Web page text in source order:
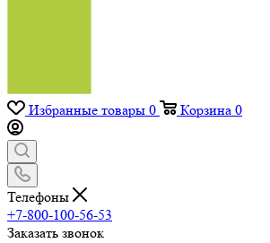
Избранные товары 0 Корзина 0
Телефоны
+7-800-100-56-53
Заказать звонок